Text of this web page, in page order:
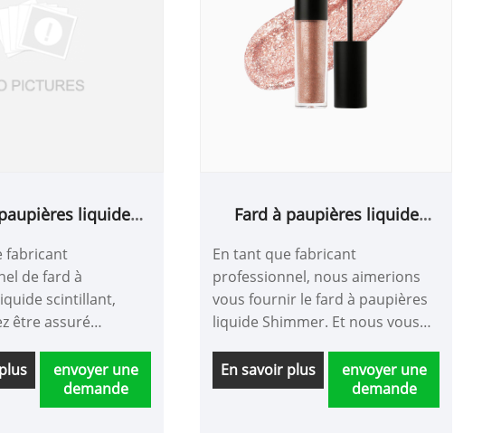
liquide
fabricant
de fard à
scintillant,
être assuré
dans notre
vous offrirons le
après-vente et
envoyer une
demande
Fard à paupières liquide
En tant que fabricant
professionnel, nous aimerions
vous fournir le fard à paupières
liquide Shimmer. Et nous vous
après-vente et une livraison
rapide.
En savoir plus
envoyer une
demande